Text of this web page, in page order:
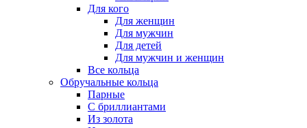
Для кого
Для женщин
Для мужчин
Для детей
Для мужчин и женщин
Все кольца
Обручальные кольца
Парные
С бриллиантами
Из золота